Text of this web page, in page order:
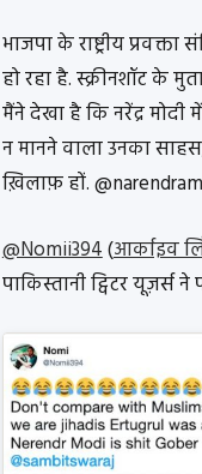
भाजपा के राष्ट्रीय
हो रहा है. स्क्रीनशॉट के
मैंने देखा है कि नरेंद्र मोदी
न मानने वाला उनका
ख़िलाफ़ हों.
@Nomii394(आर्काइव
पाकिस्तानी ट्विटर यूज़र्स